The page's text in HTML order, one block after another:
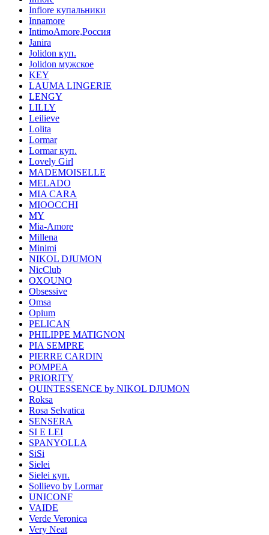
Infiore купальники
Innamore
IntimoAmore,Россия
Janira
Jolidon куп.
Jolidon мужское
KEY
LAUMA LINGERIE
LENGY
LILLY
Leilieve
Lolita
Lormar
Lormar куп.
Lovely Girl
MADEMOISELLE
MELADO
MIA CARA
MIOOCCHI
MY
Mia-Amore
Millena
Minimi
NIKOL DJUMON
NicClub
OXOUNO
Obsessive
Omsa
Opium
PELICAN
PHILIPPE MATIGNON
PIA SEMPRE
PIERRE CARDIN
POMPEA
PRIORITY
QUINTESSENCE by NIKOL DJUMON
Roksa
Rosa Selvatica
SENSERA
SI E LEI
SPANYOLLA
SiSi
Sielei
Sielei куп.
Sollievo by Lormar
UNICONF
VAIDE
Verde Veronica
Very Neat